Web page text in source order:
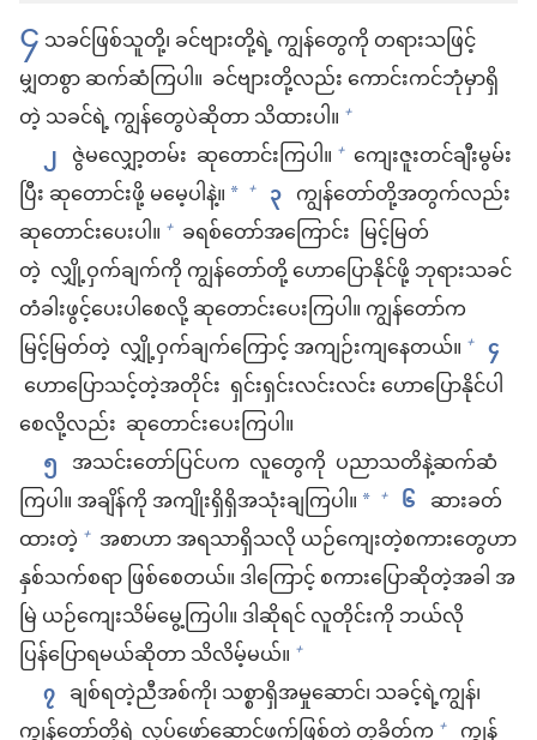
၄သခင်ဖြစ်သူတို့၊ ခင်ဗျားတို့ရဲ့ ကျွန်တွေကို တရားသဖြင့်
မျှတစွာ ဆက်ဆံကြပါ။ ခင်ဗျားတို့လည်း ကောင်းကင်ဘုံမှာရှိ
တဲ့ သခင်ရဲ့ ကျွန်တွေပဲဆိုတာ သိထားပါ။ +
၂ ဇွဲမလျှော့တမ်း ဆုတောင်းကြပါ။ + ကျေးဇူးတင်ချီးမွမ်း
ပြီး ဆုတောင်းဖို့ မမေ့ပါနဲ့။ * + ၃ ကျွန်တော်တို့အတွက်လည်း
ဆုတောင်းပေးပါ။ + ခရစ်တော်အကြောင်း မြင့်မြတ်
တဲ့ လျှို့ဝှက်ချက်ကို ကျွန်တော်တို့ ဟောပြောနိုင်ဖို့ ဘုရားသခင်
တံခါးဖွင့်ပေးပါစေလို့ ဆုတောင်းပေးကြပါ။ ကျွန်တော်က
မြင့်မြတ်တဲ့ လျှို့ဝှက်ချက်ကြောင့် အကျဉ်းကျနေတယ်။ + ၄
ဟောပြောသင့်တဲ့အတိုင်း ရှင်းရှင်းလင်းလင်း ဟောပြောနိုင်ပါ
စေလို့လည်း ဆုတောင်းပေးကြပါ။
၅ အသင်းတော်ပြင်ပက လူတွေကို ပညာသတိနဲ့ဆက်ဆံ
ကြပါ။ အချိန်ကို အကျိုးရှိရှိအသုံးချကြပါ။ * + ၆ ဆားခတ်
ထားတဲ့ + အစာဟာ အရသာရှိသလို ယဉ်ကျေးတဲ့စကားတွေဟာ
နှစ်သက်စရာ ဖြစ်စေတယ်။ ဒါကြောင့် စကားပြောဆိုတဲ့အခါ အ
မြဲ ယဉ်ကျေးသိမ်မွေ့ကြပါ။ ဒါဆိုရင် လူတိုင်းကို ဘယ်လို
ပြန်ပြောရမယ်ဆိုတာ သိလိမ့်မယ်။ +
၇ ချစ်ရတဲ့ညီအစ်ကို၊ သစ္စာရှိအမှုဆောင်၊ သခင့်ရဲ့ကျွန်၊
+